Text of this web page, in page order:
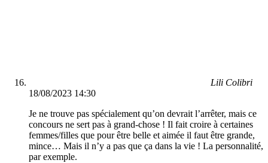
Lili Colibri
18/08/2023 14:30
Je ne trouve pas spécialement qu’on devrait l’arrêter, mais ce
concours ne sert pas à grand-chose ! Il fait croire à certaines
femmes/filles que pour être belle et aimée il faut être grande,
mince… Mais il n’y a pas que ça dans la vie ! La personnalité,
par exemple.